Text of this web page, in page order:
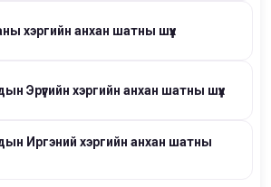
хэргийн анхан шатны шүүх
Эрүүгийн хэргийн анхан шатны шүүх
Иргэний хэргийн анхан шатны